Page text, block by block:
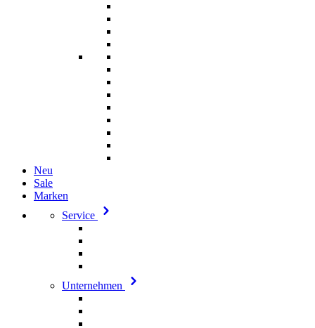
Neu
Sale
Marken
Service
Unternehmen